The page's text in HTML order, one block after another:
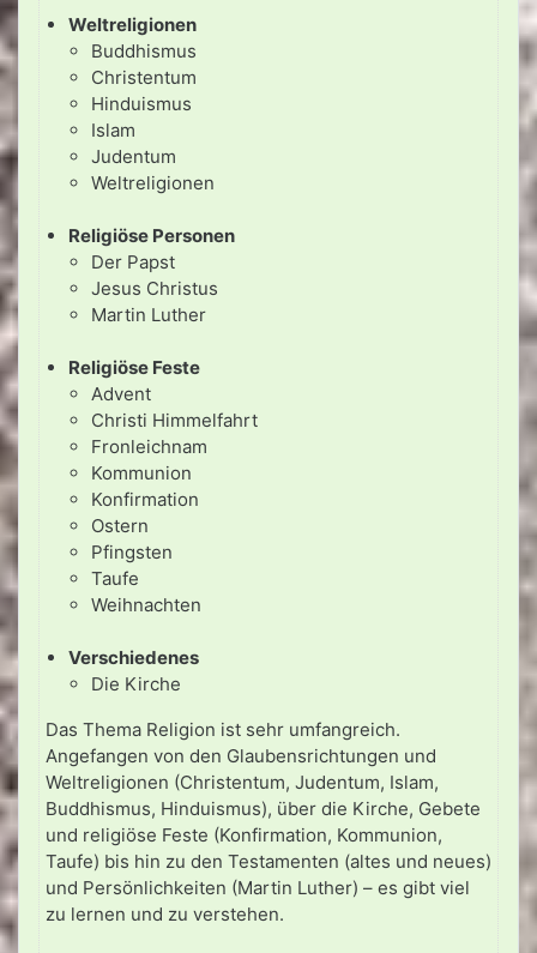
Weltreligionen
Buddhismus
Christentum
Hinduismus
Islam
Judentum
Weltreligionen
Religiöse Personen
Der Papst
Jesus Christus
Martin Luther
Religiöse Feste
Advent
Christi Himmelfahrt
Fronleichnam
Kommunion
Konfirmation
Ostern
Pfingsten
Taufe
Weihnachten
Verschiedenes
Die Kirche
Das Thema Religion ist sehr umfangreich.
Angefangen von den Glaubensrichtungen und
Weltreligionen (Christentum, Judentum, Islam,
Buddhismus, Hinduismus), über die Kirche, Gebete
und religiöse Feste (Konfirmation, Kommunion,
Taufe) bis hin zu den Testamenten (altes und neues)
und Persönlichkeiten (Martin Luther) – es gibt viel
zu lernen und zu verstehen.